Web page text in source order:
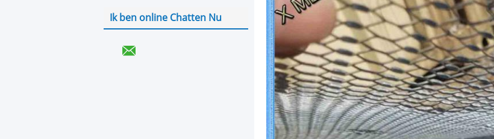
Ik ben online Chatten Nu